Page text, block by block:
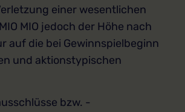
einer wesentlichen
MIO jedoch der Höhe nach
auf die bei Gewinnspielbeginn
und aktionstypischen
bzw. -